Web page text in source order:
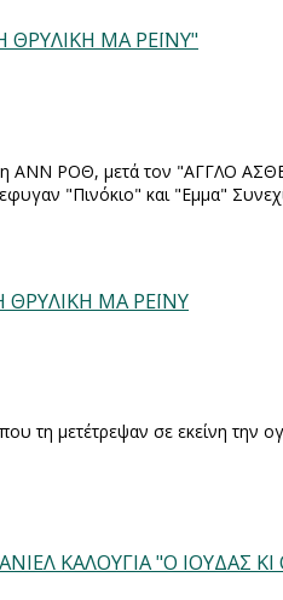
ΜΑ ΡΕΪΝΥ"
ΑΝΝ ΡΟΘ, μετά τον "ΑΓΓΛΟ
"Πινόκιο" και "Εμμα"
ΘΡΥΛΙΚΗ ΜΑ ΡΕΪΝΥ
τη μετέτρεψαν σε εκείνη την
ΚΑΛΟΥΓΙΑ "Ο ΙΟΥΔΑΣ